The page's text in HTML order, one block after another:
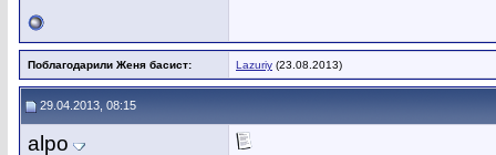
Поблагодарили Женя басист: Lazuriy (23.08.2013)
29.04.2013, 08:15
alpo